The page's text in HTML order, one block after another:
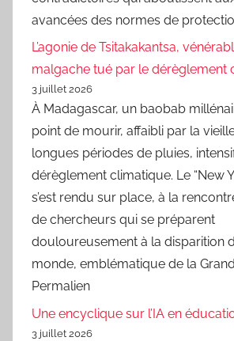
avancées des normes de
L’agonie de Tsitakakantsa,
malgache tué par le dérèglement
3 juillet 2026
À Madagascar, un baobab
point de mourir, affaibli par la
longues périodes de pluies,
dérèglement climatique. Le “New
s’est rendu sur place, à la
de chercheurs qui se préparent
douloureusement à la disparition
monde, emblématique de la
Permalien
Une encyclique sur l’IA en
3 juillet 2026